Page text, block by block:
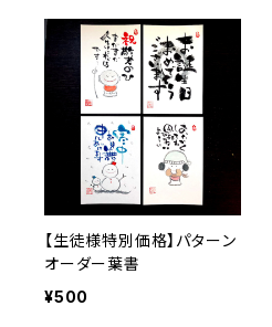
【生徒様特別価格】パターン
オーダー葉書
¥500